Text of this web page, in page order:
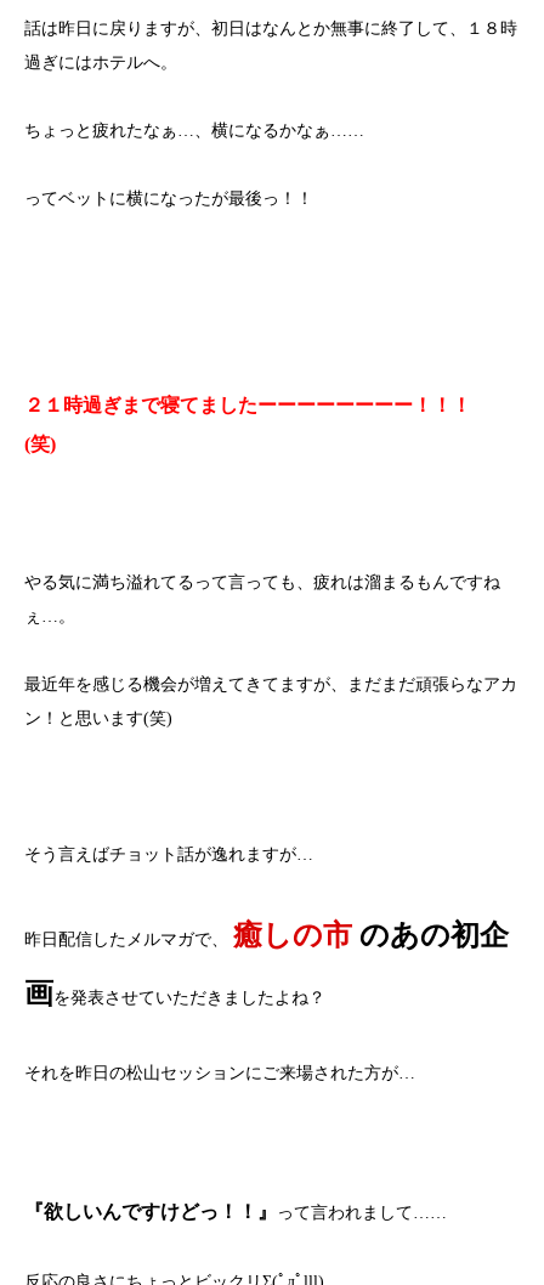
話は昨日に戻りますが、初日はなんとか無事に終了して、１８時
過ぎにはホテルへ。
ちょっと疲れたなぁ…、横になるかなぁ……
ってベットに横になったが最後っ！！
２１時過ぎまで寝てましたーーーーーーーー！！！
(笑)
やる気に満ち溢れてるって言っても、疲れは溜まるもんですね
ぇ…。
最近年を感じる機会が増えてきてますが、まだまだ頑張らなアカ
ン！と思います(笑)
そう言えばチョット話が逸れますが…
昨日配信したメルマガで、 癒しの市 のあの初企
画を発表させていただきましたよね？
それを昨日の松山セッションにご来場された方が…
『欲しいんですけどっ！！』 って言われまして……